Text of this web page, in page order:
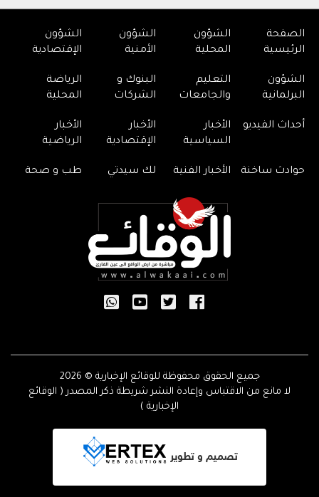
الصفحة
الرئيسية
الشؤون
المحلية
الشؤون
الأمنية
الشؤون
الإقتصادية
الشؤون
البرلمانية
التعليم
والجامعات
البنوك و
الشركات
الرياضة
المحلية
أحداث الفيديو
الأخبار
السياسية
الأخبار
الإقتصادية
الأخبار
الرياضية
حوادث ساخنة الأخبار الفنية لك سيدتي طب و صحة
جميع الحقوق محفوظة للوقائع الإخبارية © 2026
لا مانع من الاقتباس وإعادة النشر شريطة ذكر المصدر ( الوقائع
الإخبارية )
تصميم و تطوير